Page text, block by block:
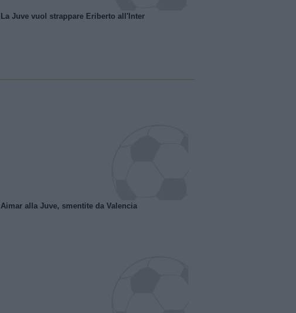
La Juve vuol strappare Eriberto all'Inter
Aimar alla Juve, smentite da Valencia